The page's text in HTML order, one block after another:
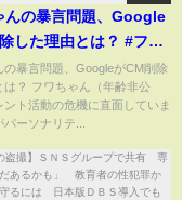
んの暴言問題、Google
た理由とは？ #フワ
言, #フワちゃんCM削
ちゃん問題, #フワちゃ
, #JPr-24h
の暴言問題、GoogleがCM削除
は？ フワちゃん（年齢非公
ント活動の危機に直面していま
ーソナリテ...